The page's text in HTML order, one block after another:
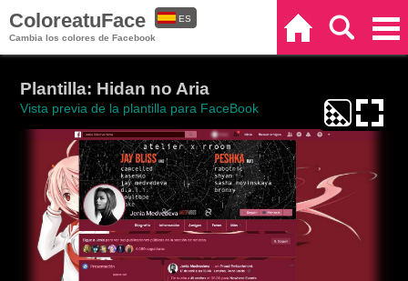
ColoreatuFace
Cambia los colores de Facebook
ES
Plantilla: Hidan no Aria
Vista previa de la plantilla para FaceBook